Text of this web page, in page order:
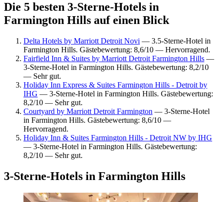
Die 5 besten 3-Sterne-Hotels in
Farmington Hills auf einen Blick
Delta Hotels by Marriott Detroit Novi — 3.5-Sterne-Hotel in
Farmington Hills. Gästebewertung: 8,6/10 — Hervorragend.
Fairfield Inn & Suites by Marriott Detroit Farmington Hills —
3-Sterne-Hotel in Farmington Hills. Gästebewertung: 8,2/10
— Sehr gut.
Holiday Inn Express & Suites Farmington Hills - Detroit by
IHG — 3-Sterne-Hotel in Farmington Hills. Gästebewertung:
8,2/10 — Sehr gut.
Courtyard by Marriott Detroit Farmington — 3-Sterne-Hotel
in Farmington Hills. Gästebewertung: 8,6/10 —
Hervorragend.
Holiday Inn & Suites Farmington Hills - Detroit NW by IHG
— 3-Sterne-Hotel in Farmington Hills. Gästebewertung:
8,2/10 — Sehr gut.
3-Sterne-Hotels in Farmington Hills